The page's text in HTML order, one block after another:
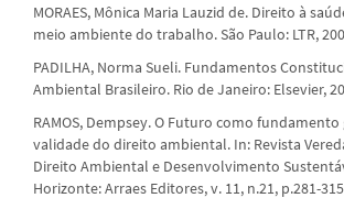
MORAES, Mônica Maria Lauzid de. Direito à
meio ambiente do trabalho. São Paulo: LTR,
PADILHA, Norma Sueli. Fundamentos
Ambiental Brasileiro. Rio de Janeiro: Elsevier,
RAMOS, Dempsey. O Futuro como
validade do direito ambiental. In: Revista
Direito Ambiental e Desenvolvimento
Horizonte: Arraes Editores, v. 11, n.21, p.281-